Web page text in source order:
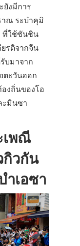
ยังมีการ
าณ ระบำคุมิ
ที่ใช้ซันชิน
รติจากจีน
บมาจาก
ตะวันออก
องถิ่นของโอ
ะมินซา
เพณี
กิวกัน
ำเอซา